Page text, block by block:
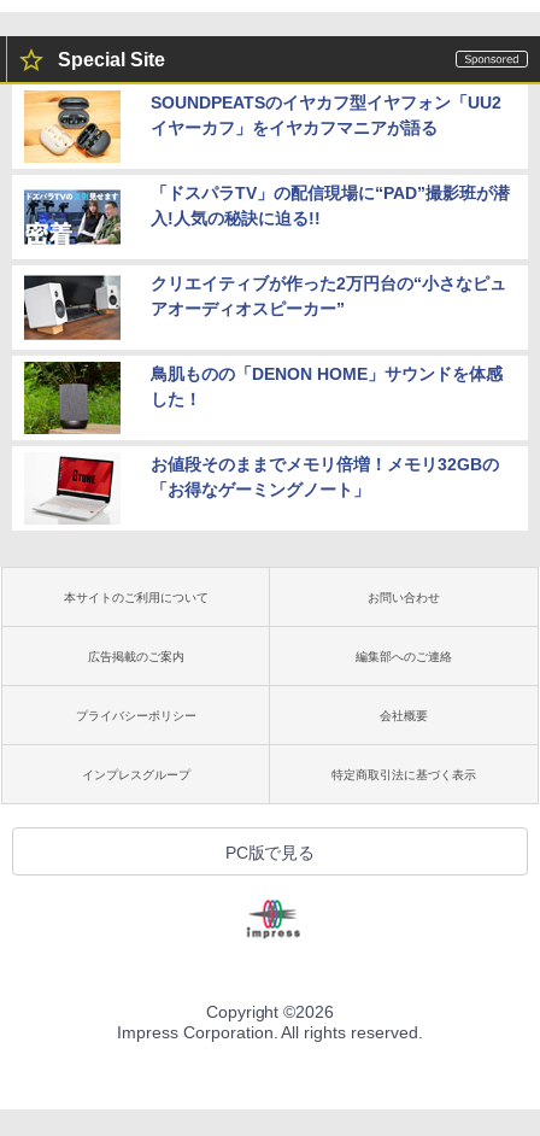
Special Site
SOUNDPEATSのイヤカフ型イヤフォン「UU2
イヤーカフ」をイヤカフマニアが語る
「ドスパラTV」の配信現場に“PAD”撮影班が潜
入!人気の秘訣に迫る!!
クリエイティブが作った2万円台の“小さなピュ
アオーディオスピーカー”
鳥肌ものの「DENON HOME」サウンドを体感
した！
お値段そのままでメモリ倍増！メモリ32GBの
「お得なゲーミングノート」
本サイトのご利用について お問い合わせ
広告掲載のご案内 編集部へのご連絡
プライバシーポリシー 会社概要
インプレスグループ 特定商取引法に基づく表示
PC版で見る
Copyright ©2026
Impress Corporation. All rights reserved.